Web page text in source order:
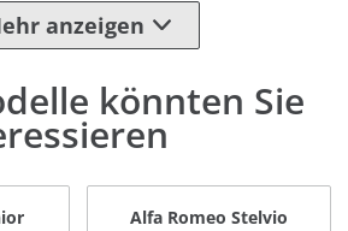
anzeigen
könnten Sie
Alfa Romeo Stelvio